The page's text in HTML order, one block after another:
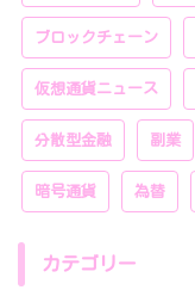
ブロックチェーン
仮想通貨ニュース
分散型金融 副業
暗号通貨 為替
カテゴリー